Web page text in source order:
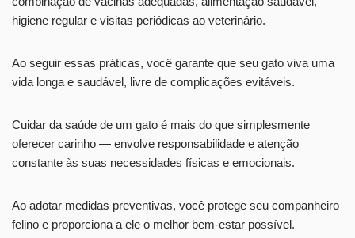
higiene regular e visitas periódicas ao veterinário.
Ao seguir essas práticas, você garante que seu gato viva uma
vida longa e saudável, livre de complicações evitáveis.
Cuidar da saúde de um gato é mais do que simplesmente
oferecer carinho — envolve responsabilidade e atenção
constante às suas necessidades físicas e emocionais.
Ao adotar medidas preventivas, você protege seu companheiro
felino e proporciona a ele o melhor bem-estar possível.